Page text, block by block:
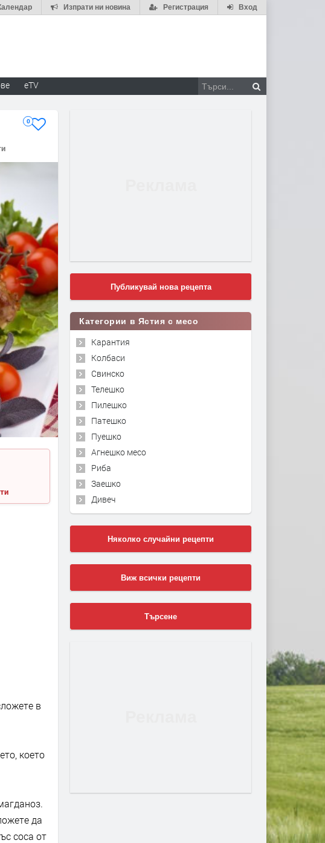
Вход
Регистрация
Изпрати ни новина
eTV
0
в
което
да
соса от
Публикувай нова рецепта
Категории в Ястия с месо
Карантия
Колбаси
Свинско
Телешко
Пилешко
Патешко
Пуешко
Агнешко месо
Риба
Заешко
Дивеч
Няколко случайни рецепти
Виж всички рецепти
Търсене